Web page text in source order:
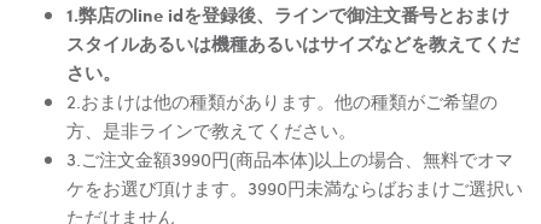
1.弊店のline idを登録後、ラインで御注文番号とおまけ
スタイルあるいは機種あるいはサイズなどを教えてくだ
さい。
2.おまけは他の種類があります。他の種類がご希望の
方、是非ラインで教えてください。
3.ご注文金額3990円(商品本体)以上の場合、無料でオマ
ケをお選び頂けます。3990円未満ならばおまけご選択い
ただけません